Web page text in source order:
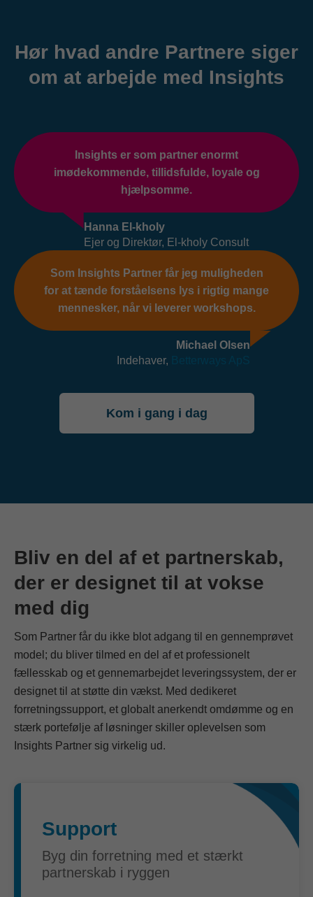
Hør hvad andre Partnere siger
om at arbejde med Insights
Insights er som partner enormt
imødekommende, tillidsfulde, loyale og
hjælpsomme.
Hanna El-kholy
Ejer og Direktør, El-kholy Consult
Som Insights Partner får jeg muligheden
for at tænde forståelsens lys i rigtig mange
mennesker, når vi leverer workshops.
Michael Olsen
Indehaver, Betterways ApS
Kom i gang i dag
Bliv en del af et partnerskab,
der er designet til at vokse
med dig
Som Partner får du ikke blot adgang til en gennemprøvet
model; du bliver tilmed en del af et professionelt
fællesskab og et gennemarbejdet leveringssystem, der er
designet til at støtte din vækst. Med dedikeret
forretningssupport, et globalt anerkendt omdømme og en
stærk portefølje af løsninger skiller oplevelsen som
Insights Partner sig virkelig ud.
Support
Byg din forretning med et stærkt
partnerskab i ryggen